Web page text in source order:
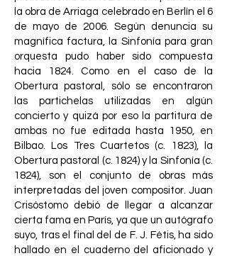
la obra de Arriaga celebrado en Berlín el 6
de mayo de 2006. Según denuncia su
magnífica factura, la Sinfonía para gran
orquesta pudo haber sido compuesta
hacia 1824. Como en el caso de la
Obertura pastoral, sólo se encontraron
las partichelas utilizadas en algún
concierto y quizá por eso la partitura de
ambas no fue editada hasta 1950, en
Bilbao. Los Tres Cuartetos (c. 1823), la
Obertura pastoral (c. 1824) y la Sinfonía (c.
1824), son el conjunto de obras más
interpretadas del joven compositor. Juan
Crisóstomo debió de llegar a alcanzar
cierta fama en París, ya que un autógrafo
suyo, tras el final del de F. J. Fétis, ha sido
hallado en el cuaderno del aficionado y